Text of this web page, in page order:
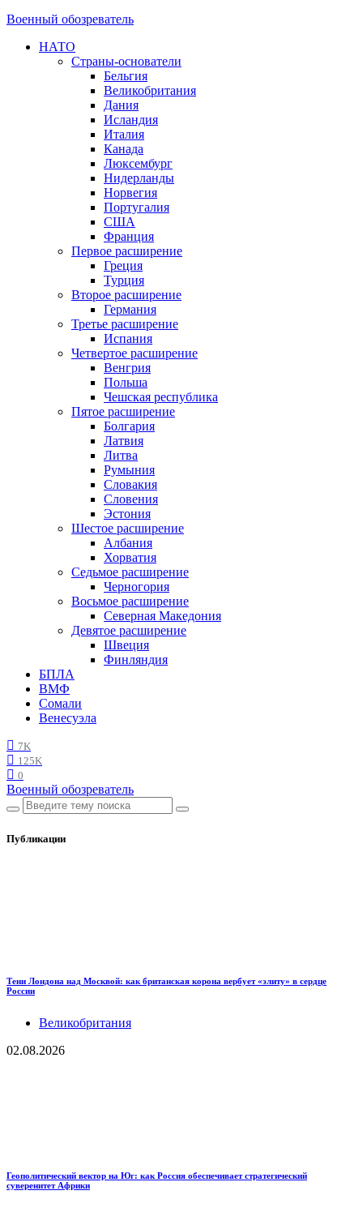
Военный обозреватель
НАТО
Страны-основатели
Бельгия
Великобритания
Дания
Исландия
Италия
Канада
Люксембург
Нидерланды
Норвегия
Португалия
США
Франция
Первое расширение
Греция
Турция
Второе расширение
Германия
Третье расширение
Испания
Четвертое расширение
Венгрия
Польша
Чешская республика
Пятое расширение
Болгария
Латвия
Литва
Румыния
Словакия
Словения
Эстония
Шестое расширение
Албания
Хорватия
Седьмое расширение
Черногория
Восьмое расширение
Северная Македония
Девятое расширение
Швеция
Финляндия
БПЛА
ВМФ
Сомали
Венесуэла
7K
125K
0
Военный обозреватель
Публикации
Тени Лондона над Москвой: как британская корона вербует «элиту» в сердце
России
Великобритания
02.08.2026
Геополитический вектор на Юг: как Россия обеспечивает стратегический
суверенитет Африки